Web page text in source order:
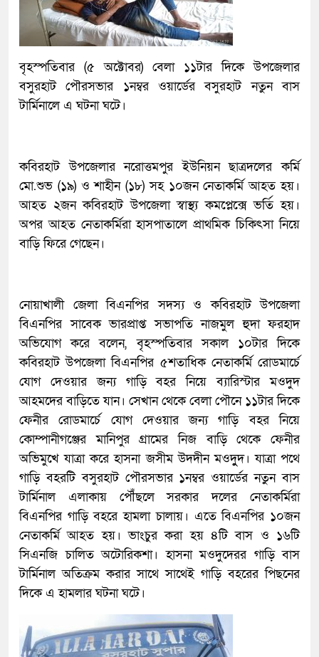
বৃহস্পতিবার (৫ অক্টোবর) বেলা ১১টার দিকে উপজেলার
বসুরহাট পৌরসভার ১নম্বর ওয়ার্ডের বসুরহাট নতুন বাস
টার্মিনালে এ ঘটনা ঘটে।
কবিরহাট উপজেলার নরোত্তমপুর ইউনিয়ন ছাত্রদলের কর্মি
মো.শুভ (১৯) ও শাহীন (১৮) সহ ১০জন নেতাকর্মি আহত হয়।
আহত ২জন কবিরহাট উপজেলা স্বাস্থ্য কমপ্লেক্সে ভর্তি হয়।
অপর আহত নেতাকর্মিরা হাসপাতালে প্রাথমিক চিকিৎসা নিয়ে
বাড়ি ফিরে গেছেন।
নোয়াখালী জেলা বিএনপির সদস্য ও কবিরহাট উপজেলা
বিএনপির সাবেক ভারপ্রাপ্ত সভাপতি নাজমুল হুদা ফরহাদ
অভিযোগ করে বলেন, বৃহস্পতিবার সকাল ১০টার দিকে
কবিরহাট উপজেলা বিএনপির ৫শতাধিক নেতাকর্মি রোডমার্চে
যোগ দেওয়ার জন্য গাড়ি বহর নিয়ে ব্যারিস্টার মওদুদ
আহমদের বাড়িতে যান। সেখান থেকে বেলা পৌনে ১১টার দিকে
ফেনীর রোডমার্চে যোগ দেওয়ার জন্য গাড়ি বহর নিয়ে
কোম্পানীগঞ্জের মানিপুর গ্রামের নিজ বাড়ি থেকে ফেনীর
অভিমুখে যাত্রা করে হাসনা জসীম উদদীন মওদুুদ। যাত্রা পথে
গাড়ি বহরটি বসুরহাট পৌরসভার ১নম্বর ওয়ার্ডের নতুন বাস
টার্মিনাল এলাকায় পৌঁঁছলে সরকার দলের নেতাকর্মিরা
বিএনপির গাড়ি বহরে হামলা চালায়। এতে বিএনপির ১০জন
নেতাকর্মি আহত হয়। ভাংচুর করা হয় ৪টি বাস ও ১৬টি
সিএনজি চালিত অটোরিকশা। হাসনা মওদুদেরর গাড়ি বাস
টার্মিনাল অতিক্রম করার সাথে সাথেই গাড়ি বহরের পিছনের
দিকে এ হামলার ঘটনা ঘটে।